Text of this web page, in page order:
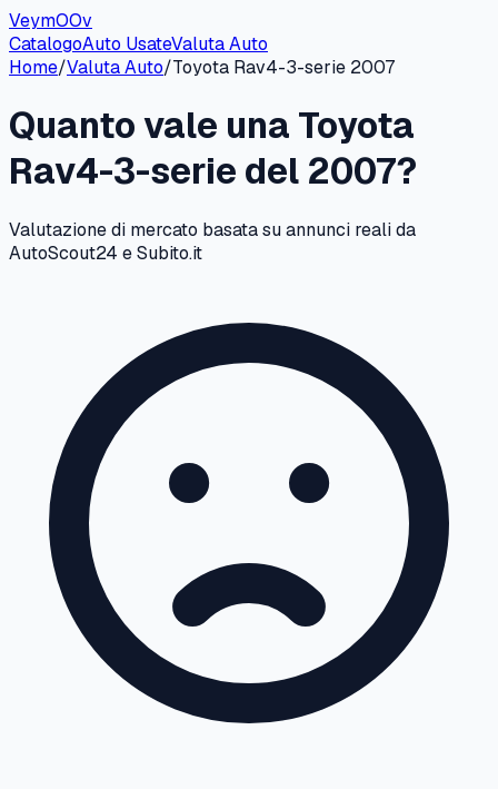
VeymOOv
CatalogoAuto UsateValuta Auto
Home/Valuta Auto/Toyota Rav4-3-serie 2007
Quanto vale una Toyota
Rav4-3-serie del 2007?
Valutazione di mercato basata su annunci reali da
AutoScout24 e Subito.it